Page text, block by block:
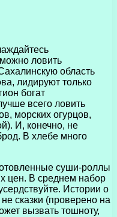
ловить
область
лидируют только
богат
всего ловить
морских огурцов,
И, конечно, не
В хлебе много
суши-роллы
цен. В среднем набор
Истории о
сказки (проверено на
вызвать тошноту,